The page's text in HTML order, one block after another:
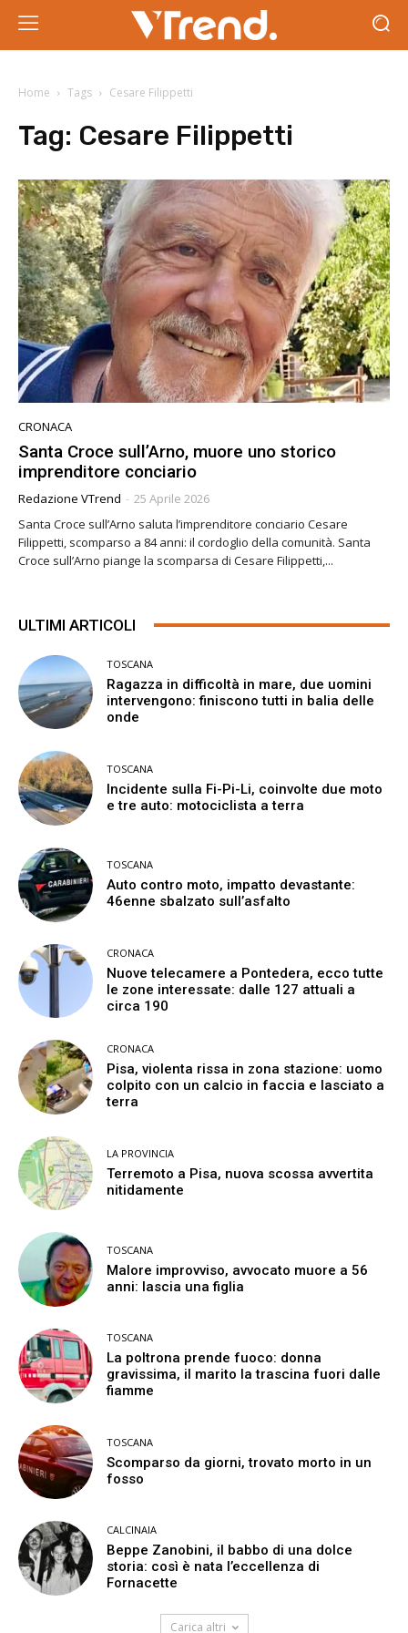
Home Tags Cesare Filippetti
Tag: Cesare Filippetti
CRONACA
Santa Croce sull’Arno, muore uno storico
imprenditore conciario
Redazione VTrend - 25 Aprile 2026
Santa Croce sull’Arno saluta l’imprenditore conciario Cesare
Filippetti, scomparso a 84 anni: il cordoglio della comunità. Santa
Croce sull’Arno piange la scomparsa di Cesare Filippetti,...
ULTIMI ARTICOLI
TOSCANA
Ragazza in difficoltà in mare, due uomini
intervengono: finiscono tutti in balia delle
onde
TOSCANA
Incidente sulla Fi-Pi-Li, coinvolte due moto
e tre auto: motociclista a terra
TOSCANA
Auto contro moto, impatto devastante:
46enne sbalzato sull’asfalto
CRONACA
Nuove telecamere a Pontedera, ecco tutte
le zone interessate: dalle 127 attuali a
circa 190
CRONACA
Pisa, violenta rissa in zona stazione: uomo
colpito con un calcio in faccia e lasciato a
terra
LA PROVINCIA
Terremoto a Pisa, nuova scossa avvertita
nitidamente
TOSCANA
Malore improvviso, avvocato muore a 56
anni: lascia una figlia
TOSCANA
La poltrona prende fuoco: donna
gravissima, il marito la trascina fuori dalle
fiamme
TOSCANA
Scomparso da giorni, trovato morto in un
fosso
CALCINAIA
Beppe Zanobini, il babbo di una dolce
storia: così è nata l’eccellenza di
Fornacette
Carica altri